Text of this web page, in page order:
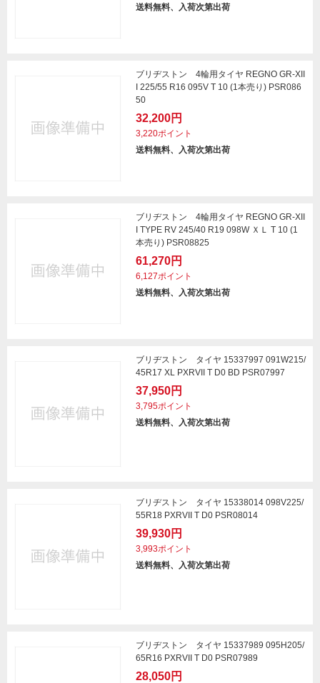
送料無料、入荷次第出荷
ブリヂストン 4輪用タイヤ REGNO GR-XII
I 225/55 R16 095V T 10 (1本売り) PSR086
50
32,200円
3,220ポイント
送料無料、入荷次第出荷
ブリヂストン 4輪用タイヤ REGNO GR-XII
I TYPE RV 245/40 R19 098W ＸＬ T 10 (1
本売り) PSR08825
61,270円
6,127ポイント
送料無料、入荷次第出荷
ブリヂストン タイヤ 15337997 091W215/
45R17 XL PXRVII T D0 BD PSR07997
37,950円
3,795ポイント
送料無料、入荷次第出荷
ブリヂストン タイヤ 15338014 098V225/
55R18 PXRVII T D0 PSR08014
39,930円
3,993ポイント
送料無料、入荷次第出荷
ブリヂストン タイヤ 15337989 095H205/
65R16 PXRVII T D0 PSR07989
28,050円